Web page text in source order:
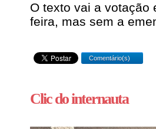
O texto vai a votação
feira, mas sem a
Comentário(s)
Clic do internauta